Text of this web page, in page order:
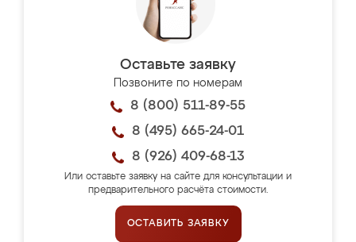
Оставьте заявку
Позвоните по номерам
8 (800) 511-89-55
8 (495) 665-24-01
8 (926) 409-68-13
Или оставьте заявку на сайте для консультации и
предварительного расчёта стоимости.
ОСТАВИТЬ ЗАЯВКУ